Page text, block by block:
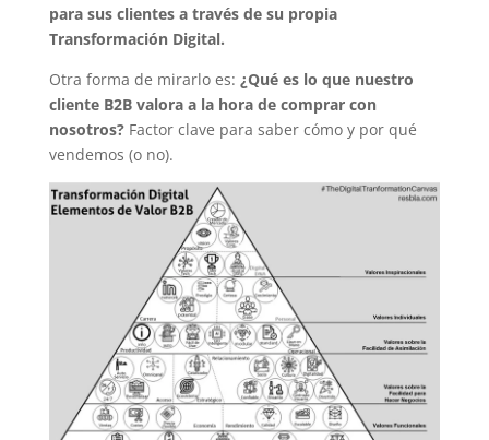
para sus clientes a través de su propia
Transformación Digital.
Otra forma de mirarlo es: ¿Qué es lo que nuestro
cliente B2B valora a la hora de comprar con
nosotros?Factor clave para saber cómo y por qué
vendemos (o no).